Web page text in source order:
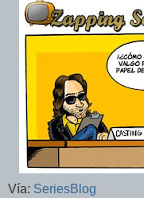
Vía: SeriesBlog